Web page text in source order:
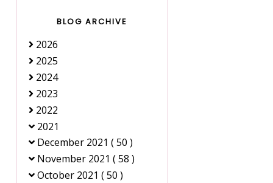
BLOG ARCHIVE
2026
2025
2024
2023
2022
2021
December 2021 ( 50 )
November 2021 ( 58 )
October 2021 ( 50 )